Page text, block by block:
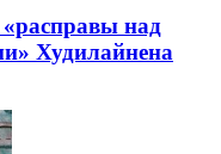
над
Худилайнена